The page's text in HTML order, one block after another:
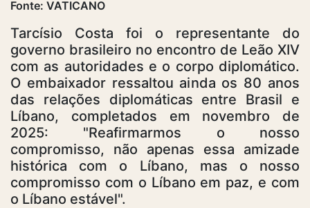
Fonte: VATICANO
Tarcísio Costa foi o representante do
governo brasileiro no encontro de Leão XIV
com as autoridades e o corpo diplomático.
O embaixador ressaltou ainda os 80 anos
das relações diplomáticas entre Brasil e
Líbano, completados em novembro de
2025: "Reafirmarmos o nosso
compromisso, não apenas essa amizade
histórica com o Líbano, mas o nosso
compromisso com o Líbano em paz, e com
o Líbano estável".